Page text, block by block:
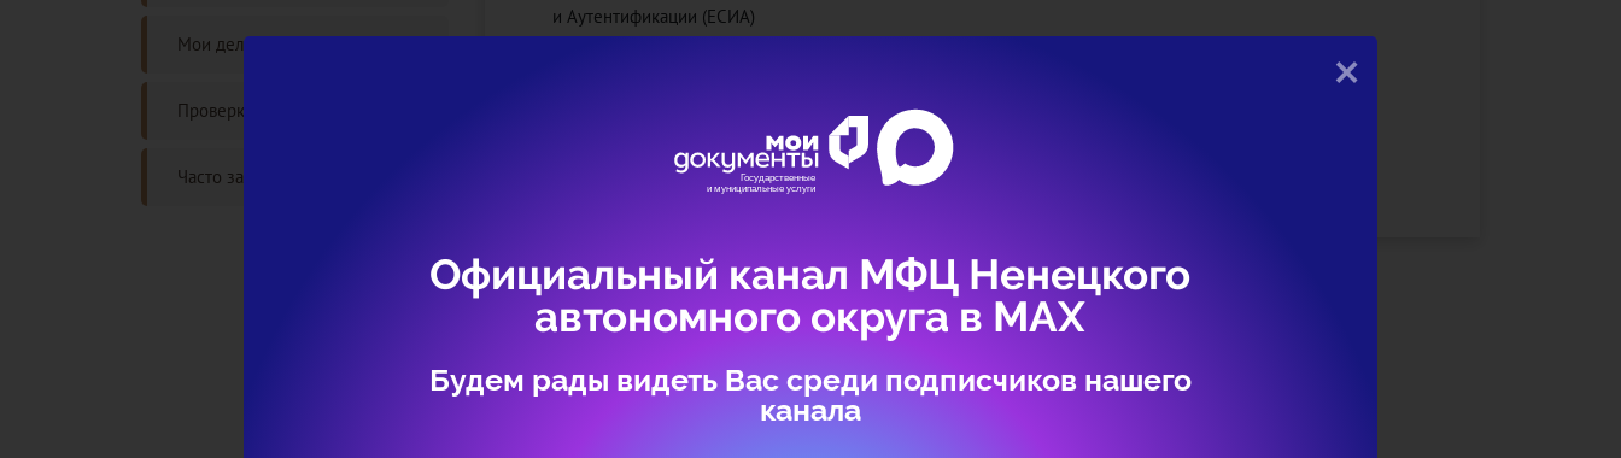
×
Официальный канал МФЦ Ненецкого
автономного округа в МАХ
Будем рады видеть Вас среди подписчиков нашего
канала
Мои дела
Проверка статуса дела
Часто задаваемые вопросы
и Аутентификации (ЕСИА)
, указать СНИЛС и данные документа,
Авторизоваться